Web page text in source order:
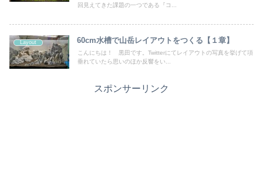
回見えてきた課題の一つである『コ...
Layout 60cm水槽で山岳レイアウトをつくる【１章】
こんにちは！ 黒田です。Twitterにてレイアウトの写真を挙げて項
垂れていたら思いのほか反響をい...
スポンサーリンク